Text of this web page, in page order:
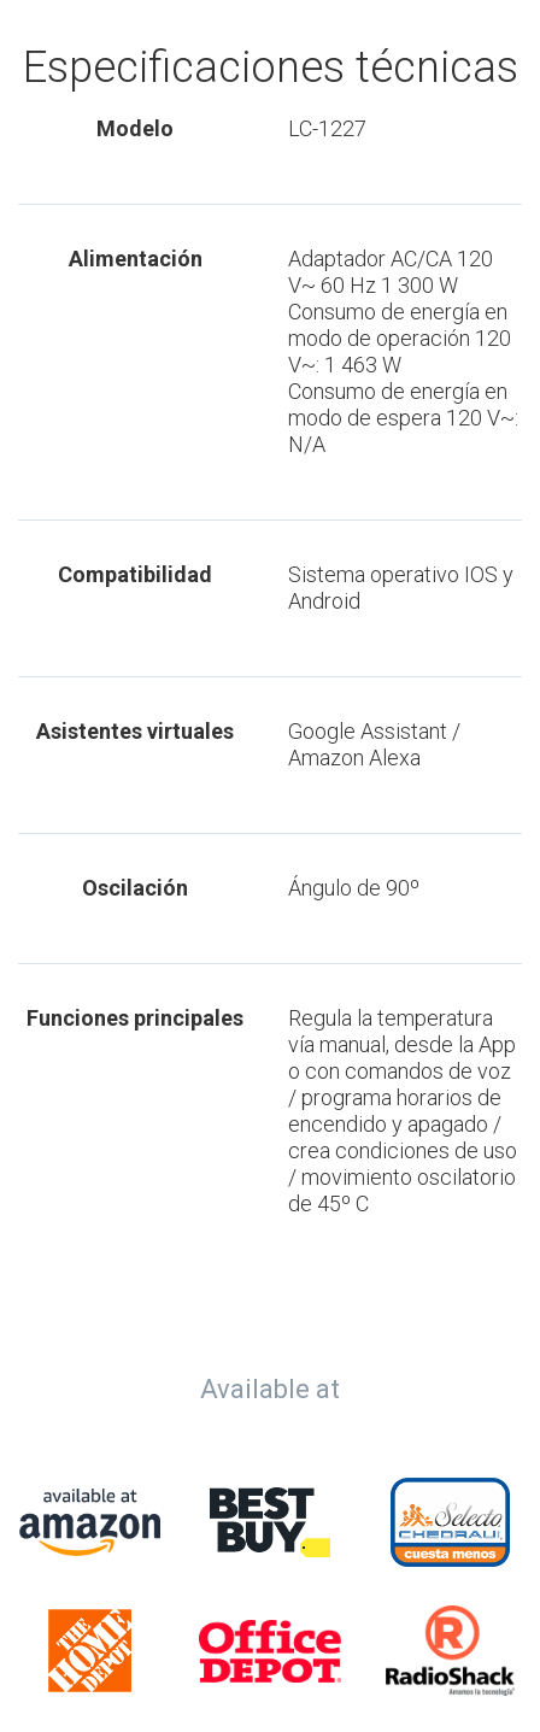
Especificaciones técnicas
Modelo LC-1227
Alimentación
Adaptador AC/CA 120
V~ 60 Hz 1 300 W
Consumo de energía en
modo de operación 120
V~: 1 463 W
Consumo de energía en
modo de espera 120 V~:
N/A
Compatibilidad
Sistema operativo IOS y
Android
Asistentes virtuales
Google Assistant /
Amazon Alexa
Oscilación Ángulo de 90º
Funciones principales
Regula la temperatura
vía manual, desde la App
o con comandos de voz
/ programa horarios de
encendido y apagado /
crea condiciones de uso
/ movimiento oscilatorio
de 45º C
Available at